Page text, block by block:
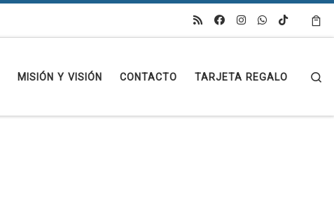
MISIÓN Y VISIÓN CONTACTO TARJETA REGALO